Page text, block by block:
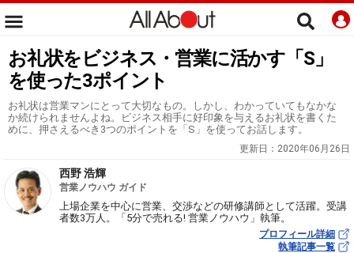
お礼状をビジネス・営業に活かす「S」
を使った3ポイント
お礼状は営業マンにとって大切なもの。しかし、わかっていてもなかな
か続けられませんよね。ビジネス相手に好印象を与えるお礼状を書くた
めに、押さえるべき3つのポイントを「S」を使ってお話します。
更新日： 2020年06月26日
西野 浩輝
営業ノウハウ ガイド
上場企業を中心に営業、交渉などの研修講師として活躍。受講
者数3万人。「5分で売れる! 営業ノウハウ」執筆。
プロフィール詳細
執筆記事一覧